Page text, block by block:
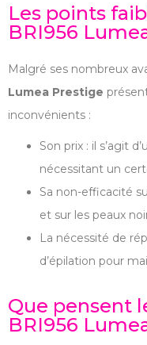
Les points
BRI956
Malgré ses nombreux
Lumea Prestige
inconvénients :
Son prix : il s’agit
nécessitant un
Sa non-efficacité
et sur les peaux
La nécessité de
d’épilation pour
Que pensent
BRI956